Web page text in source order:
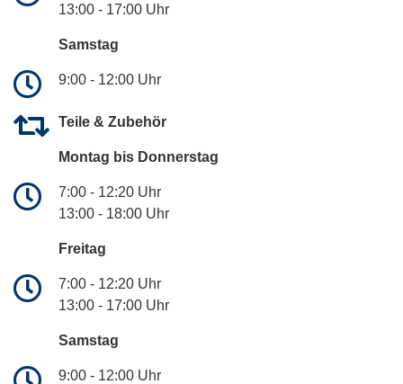
13:00 - 17:00 Uhr
Samstag
9:00 - 12:00 Uhr
Teile & Zubehör
Montag bis Donnerstag
7:00 - 12:20 Uhr
13:00 - 18:00 Uhr
Freitag
7:00 - 12:20 Uhr
13:00 - 17:00 Uhr
Samstag
9:00 - 12:00 Uhr